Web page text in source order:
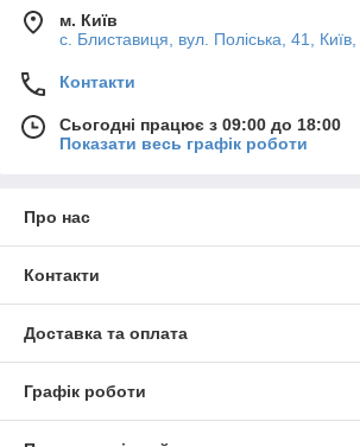
м. Київ
с. Блиставиця, вул. Поліська, 41, Київ,
Контакти
Сьогодні працює з 09:00 до 18:00
Показати весь графік роботи
Про нас
Контакти
Доставка та оплата
Графік роботи